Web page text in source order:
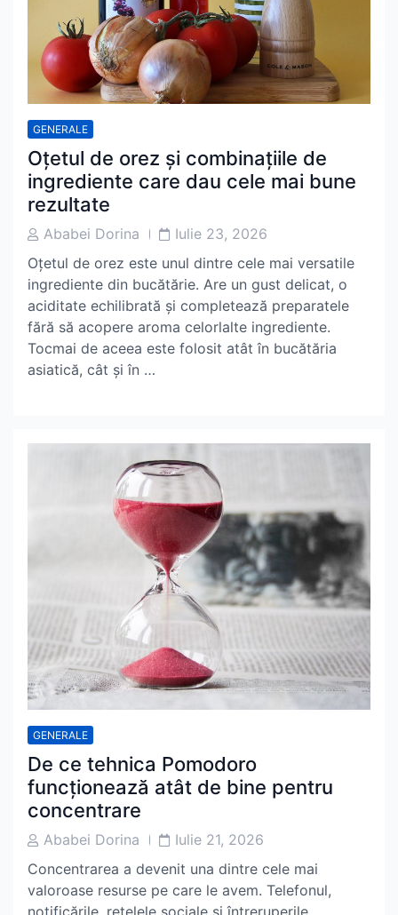
GENERALE
Oțetul de orez și combinațiile de
ingrediente care dau cele mai bune
rezultate
PostAbabei Dorina
PostIulie 23, 2026
Oțetul de orez este unul dintre cele mai versatile
ingrediente din bucătărie. Are un gust delicat, o
aciditate echilibrată și completează preparatele
fără să acopere aroma celorlalte ingrediente.
Tocmai de aceea este folosit atât în bucătăria
asiatică, cât și în …
GENERALE
De ce tehnica Pomodoro
funcționează atât de bine pentru
concentrare
PostAbabei Dorina
PostIulie 21, 2026
Concentrarea a devenit una dintre cele mai
valoroase resurse pe care le avem. Telefonul,
notificările, rețelele sociale și întreruperile